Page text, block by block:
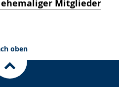
Mitglieder
oben